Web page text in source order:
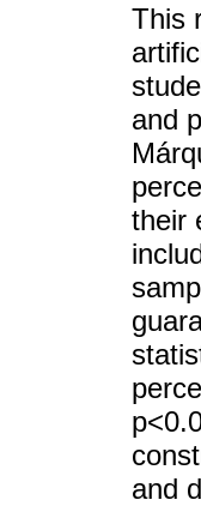
This
and
their
and